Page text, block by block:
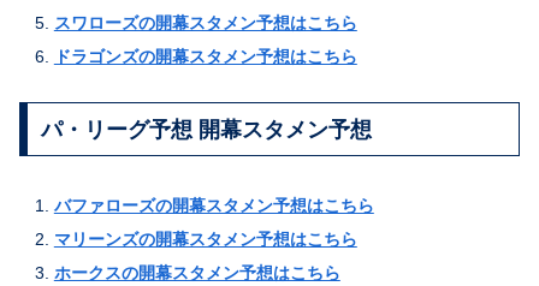
スワローズの開幕スタメン予想はこちら
ドラゴンズの開幕スタメン予想はこちら
パ・リーグ予想 開幕スタメン予想
バファローズの開幕スタメン予想はこちら
マリーンズの開幕スタメン予想はこちら
ホークスの開幕スタメン予想はこちら